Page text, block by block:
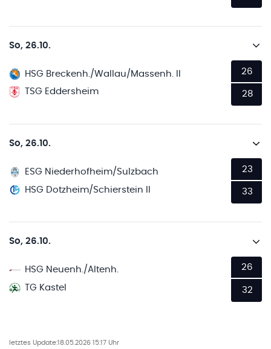
So, 26.10.
HSG Breckenh./Wallau/Massenh. II
TSG Eddersheim
26
28
So, 26.10.
ESG Niederhofheim/Sulzbach
HSG Dotzheim/Schierstein II
23
33
So, 26.10.
HSG Neuenh./Altenh.
TG Kastel
26
32
letztes Update:18.05.2026 15:17 Uhr